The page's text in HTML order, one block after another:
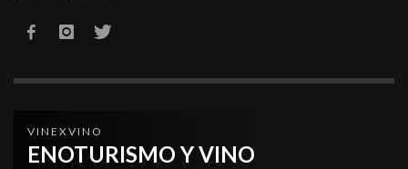
VINEXVINO
ENOTURISMO Y VINO